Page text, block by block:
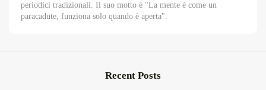
periodici tradizionali. Il suo motto è "La mente è come un
paracadute, funziona solo quando è aperta".
Recent Posts